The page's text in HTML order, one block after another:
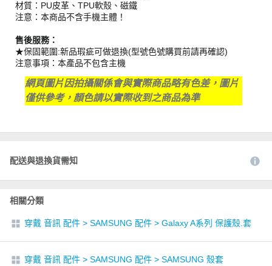
材質：PU皮革、TPU軟殼、磁鐵
注意：本商品不含手機主體！
售後服務：
★保固範圍:新品瑕疵可做退換(型號色號購買前請再確認)
注意事項：本產品不包含主機
網頁圖片因拍攝關係會與實際商品略有色差，圖片
僅供參考，顏色請以實際收到之商品為準
配送與退換貨需知
相關分類
穿戴 音訊 配件 > SAMSUNG 配件 > Galaxy A系列 保護殼.套
穿戴 音訊 配件 > SAMSUNG 配件 > SAMSUNG 殼套